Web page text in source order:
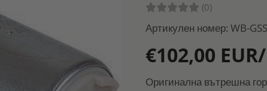
(0)
Артикулен номер: WB-
€102,00
Оригинална вътрешна